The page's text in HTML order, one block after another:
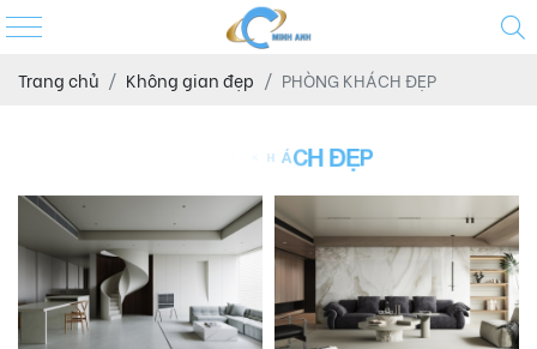
Trang chủ Không gian đẹp PHÒNG KHÁCH ĐẸP